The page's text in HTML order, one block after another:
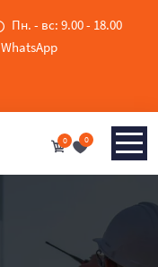
Пн. - вс: 9.00 - 18.00
WhatsApp
0 0